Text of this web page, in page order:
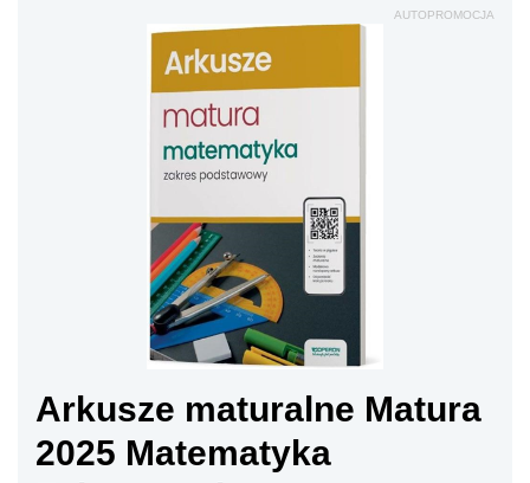
AUTOPROMOCJA
Arkusze maturalne Matura
2025 Matematyka